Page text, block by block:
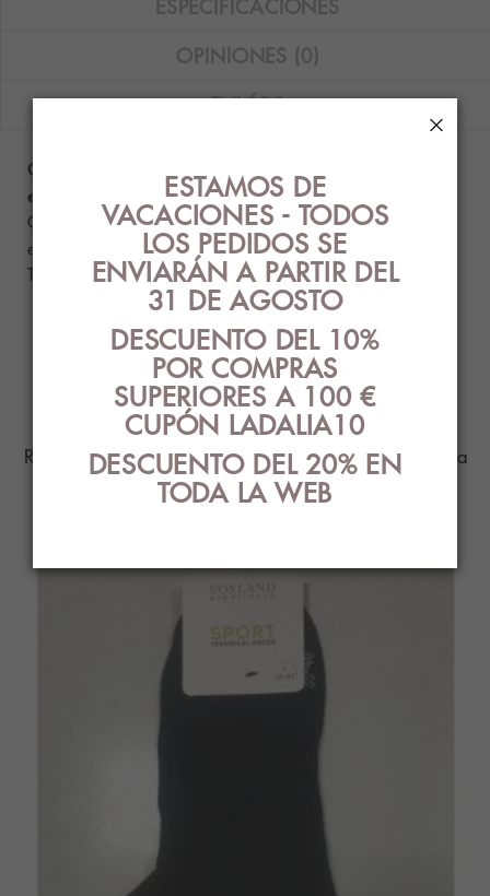
ESPECIFICACIONES
OPINIONES (0)
ENVÍOS
Calcetín de mujer John Frank de navidad con
estampado de pingüinos.
Composición: 80% algodón - 17% poliamida - 3%
elastano.
Talla única (36-40).
PRODUCTOS
RELACIONADOS
Ropa Interior con el mejor diseño y estilo para
ti
ESTAMOS DE
VACACIONES - TODOS
LOS PEDIDOS SE
ENVIARÁN A PARTIR DEL
31 DE AGOSTO
DESCUENTO DEL 10%
POR COMPRAS
SUPERIORES A 100 €
CUPÓN LADALIA10
DESCUENTO DEL 20% EN
TODA LA WEB
×